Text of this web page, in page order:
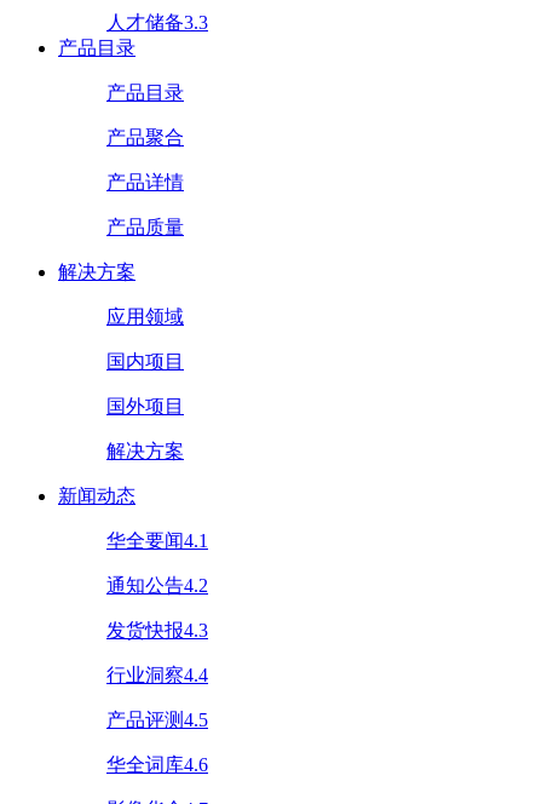
人才储备3.3
产品目录
产品目录
产品聚合
产品详情
产品质量
解决方案
应用领域
国内项目
国外项目
解决方案
新闻动态
华全要闻4.1
通知公告4.2
发货快报4.3
行业洞察4.4
产品评测4.5
华全词库4.6